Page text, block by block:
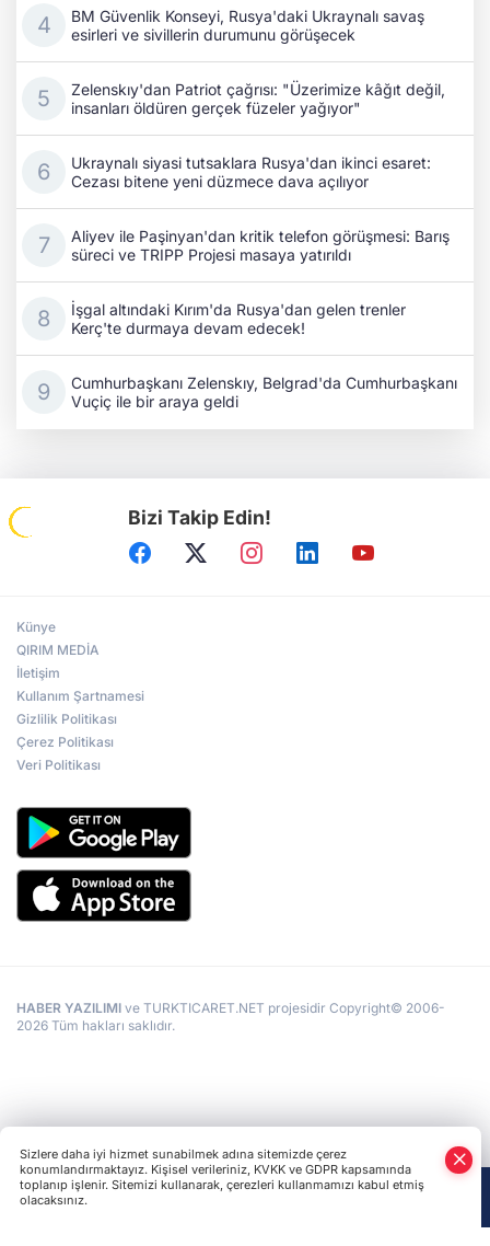
BM Güvenlik Konseyi, Rusya'daki Ukraynalı savaş
esirleri ve sivillerin durumunu görüşecek
Zelenskıy'dan Patriot çağrısı: "Üzerimize kâğıt değil,
insanları öldüren gerçek füzeler yağıyor"
Ukraynalı siyasi tutsaklara Rusya'dan ikinci esaret:
Cezası bitene yeni düzmece dava açılıyor
Aliyev ile Paşinyan'dan kritik telefon görüşmesi: Barış
süreci ve TRIPP Projesi masaya yatırıldı
İşgal altındaki Kırım'da Rusya'dan gelen trenler
Kerç'te durmaya devam edecek!
Cumhurbaşkanı Zelenskıy, Belgrad'da Cumhurbaşkanı
Vuçiç ile bir araya geldi
Bizi Takip Edin!
Künye
QIRIM MEDİA
İletişim
Kullanım Şartnamesi
Gizlilik Politikası
Çerez Politikası
Veri Politikası
HABER YAZILIMI ve TURKTICARET.NET projesidir Copyright© 2006-
2026 Tüm hakları saklıdır.
Sizlere daha iyi hizmet sunabilmek adına sitemizde çerez
konumlandırmaktayız. Kişisel verileriniz, KVKK ve GDPR kapsamında
toplanıp işlenir. Sitemizi kullanarak, çerezleri kullanmamızı kabul etmiş
olacaksınız.